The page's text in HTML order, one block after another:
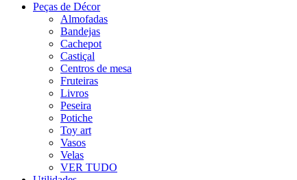
Peças de Décor
Almofadas
Bandejas
Cachepot
Castiçal
Centros de mesa
Fruteiras
Livros
Peseira
Potiche
Toy art
Vasos
Velas
VER TUDO